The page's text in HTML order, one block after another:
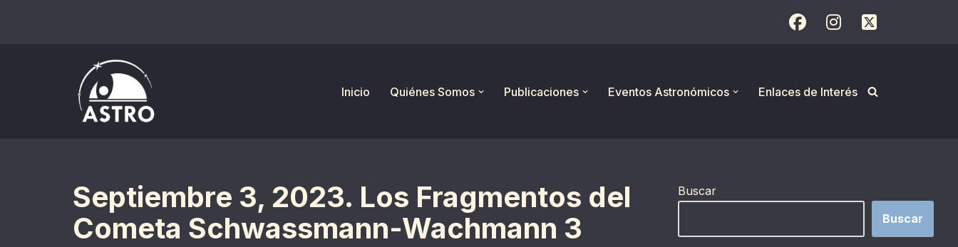
Inicio
Quiénes Somos Publicaciones Eventos Astronómicos Enlaces de Interés
Septiembre 3, 2023. Los Fragmentos del
Cometa Schwassmann-Wachmann 3
Buscar
Buscar